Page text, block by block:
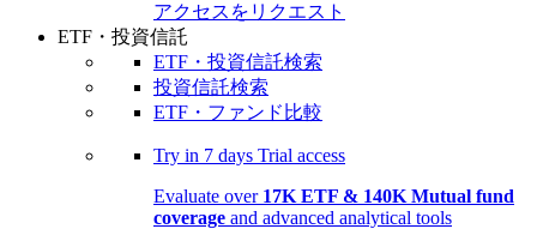
アクセスをリクエスト
ETF・投資信託
ETF・投資信託検索
投資信託検索
ETF・ファンド比較
Try in 7 days Trial access
Evaluate over 17K ETF & 140K Mutual fund
coverage and advanced analytical tools